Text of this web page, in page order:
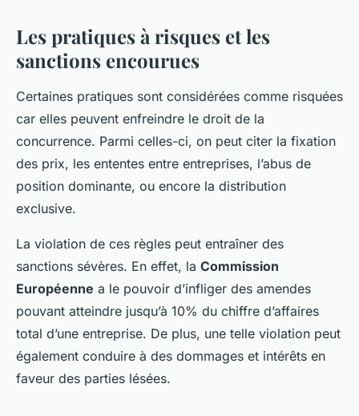
Les pratiques à risques et les
sanctions encourues
Certaines pratiques sont considérées comme risquées
car elles peuvent enfreindre le droit de la
concurrence. Parmi celles-ci, on peut citer la fixation
des prix, les ententes entre entreprises, l’abus de
position dominante, ou encore la distribution
exclusive.
La violation de ces règles peut entraîner des
sanctions sévères. En effet, la Commission
Européenne a le pouvoir d’infliger des amendes
pouvant atteindre jusqu’à 10% du chiffre d’affaires
total d’une entreprise. De plus, une telle violation peut
également conduire à des dommages et intérêts en
faveur des parties lésées.